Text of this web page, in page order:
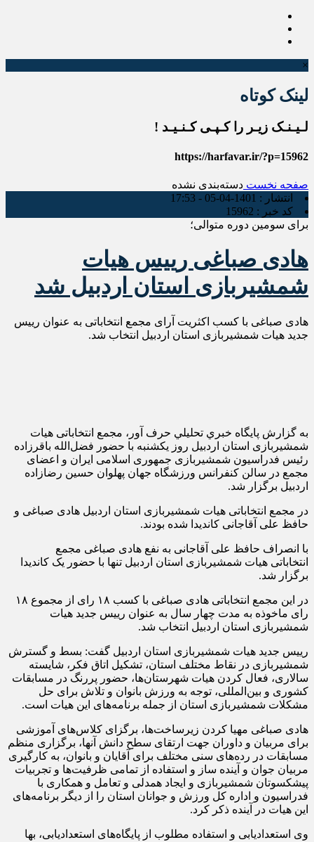
×
لینک کوتاه
لـیـنـک زیـر را کـپـی کـنـیـد !
https://harfavar.ir/?p=15962
صفحه نخست دسته‌بندی نشده
انتشار : 1401-04-05 - 17:53
کد خبر : 15962
برای سومین دوره متوالی؛
هادی صباغی رییس هیات
شمشیربازی استان اردبیل شد
هادی صباغی با کسب اکثریت آرای مجمع انتخاباتی به عنوان رییس
جدید هیات شمشیربازی استان اردبیل انتخاب شد.
به گزارش پايگاه خبري تحليلي حرف آور، مجمع انتخاباتی هیات
شمشیربازی استان اردبیل روز یکشنبه با حضور فضل‌الله باقرزاده
رئیس فدراسیون شمشیربازی جمهوری اسلامی ایران و اعضای
مجمع در سالن کنفرانس ورزشگاه جهان پهلوان حسین رضازاده
اردبیل برگزار شد.
در مجمع انتخاباتی هیات شمشیربازی استان اردبیل هادی صباغی و
حافظ علی آقاجانی کاندیدا شده بودند.
با انصراف حافظ علی آقاجانی به نفع هادی صباغی مجمع
انتخاباتی هیات شمشیربازی استان اردبیل تنها با حضور یک کاندیدا
برگزار شد.
در این مجمع انتخاباتی هادی صباغی با کسب ۱۸ رای از مجموع ۱۸
رای ماخوذه به مدت چهار سال به عنوان رییس جدید هیات
شمشیربازی استان اردبیل انتخاب شد.
رییس جدید هیات شمشیربازی استان اردبیل گفت: بسط و گسترش
شمشیربازی در نقاط مختلف استان، تشکیل اتاق فکر، شایسته
سالاری، فعال کردن هیات شهرستان‌ها، حضور پررنگ در مسابقات
کشوری و بین‌المللی، توجه به ورزش بانوان و تلاش برای حل
مشکلات شمشیربازی استان از جمله برنامه‌های این هیات است.
هادی صباغی مهیا کردن زیرساخت‌ها، برگزای کلاس‌های آموزشی
برای مربیان و داوران جهت ارتقای سطح دانش آنها، برگزاری منظم
مسابقات در رده‌های سنی مختلف برای آقایان و بانوان، به کارگیری
مربیان جوان و آینده ساز و استفاده از تمامی ظرفیت‌ها و تجربیات
پیشکسوتان شمشیربازی و ایجاد همدلی و تعامل و همکاری با
فدراسیون و اداره کل ورزش و جوانان استان را از دیگر برنامه‌های
این هیات در آینده ذکر کرد.
وی استعدادیابی و استفاده مطلوب از پایگاه‌های استعدادیابی، بها